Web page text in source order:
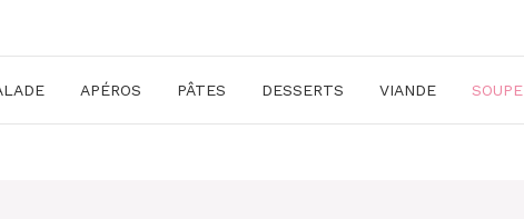
APÉROS PÂTES DESSERTS VIANDE SOUPE